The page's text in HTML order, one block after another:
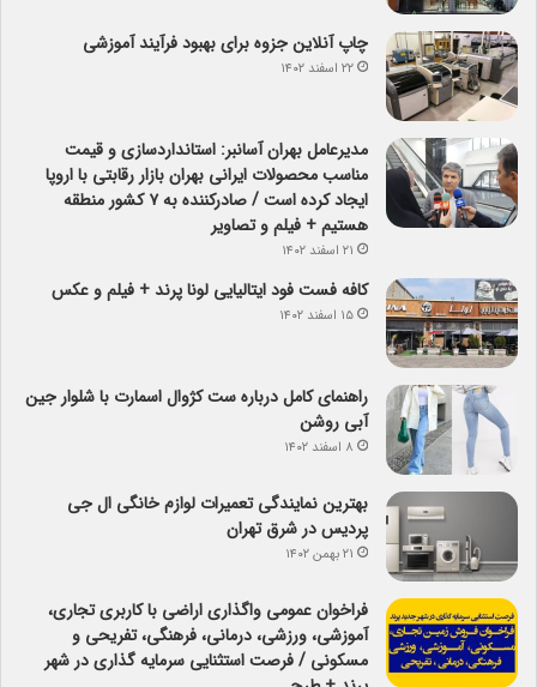
چاپ آنلاین جزوه برای بهبود فرآیند آموزشی
۲۲ اسفند ۱۴۰۲
مدیرعامل بهران آسانبر: استانداردسازی و قیمت
مناسب محصولات ایرانی بهران بازار رقابتی با اروپا
ایجاد کرده است / صادرکننده به ۷ کشور منطقه
هستیم + فیلم و تصاویر
۲۱ اسفند ۱۴۰۲
کافه فست فود ایتالیایی لونا پرند + فیلم و عکس
۱۵ اسفند ۱۴۰۲
راهنمای کامل درباره ست کژوال اسمارت با شلوار جین
آبی روشن
۸ اسفند ۱۴۰۲
بهترین نمایندگی تعمیرات لوازم خانگی ال جی
پردیس در شرق تهران
۲۱ بهمن ۱۴۰۲
فراخوان عمومی واگذاری اراضی با کاربری تجاری،
آموزشی، ورزشی، درمانی، فرهنگی، تفریحی و
مسکونی / فرصت استثنایی سرمایه گذاری در شهر